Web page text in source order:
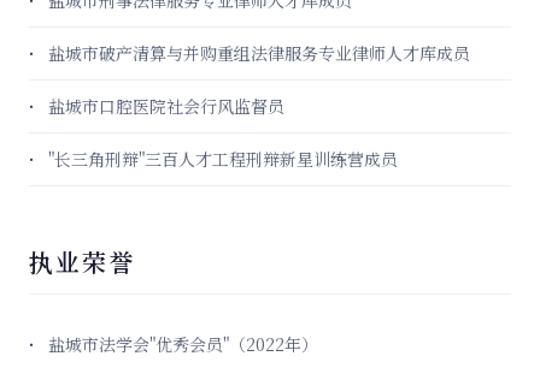
盐城市破产清算与并购重组法律服务专业律师人才库成员
盐城市口腔医院社会行风监督员
"长三角刑辩"三百人才工程刑辩新星训练营成员
执业荣誉
盐城市法学会"优秀会员"（2022年）